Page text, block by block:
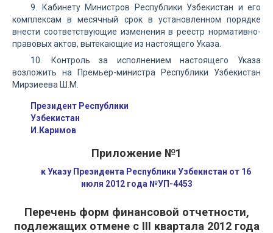
9. Кабинету Министров Республики Узбекистан и его
комплексам в месячный срок в установленном порядке
внести соответствующие изменения в реестр нормативно-
правовых актов, вытекающие из настоящего Указа.
10. Контроль за исполнением настоящего Указа
возложить на Премьер-министра Республики Узбекистан
Мирзиеева Ш.М.
Президент Республики
Узбекистан
И.Каримов
Приложение №1
к Указу Президента Республики Узбекистан от 16
июля 2012 года №УП-4453
Перечень форм финансовой отчетности,
подлежащих отмене с III квартала 2012 года